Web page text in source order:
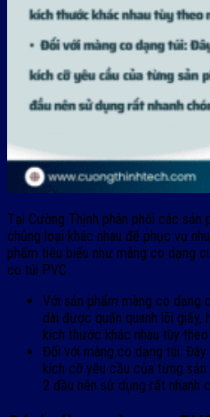
Tại Cường Thịnh phân phối các sản
chủng loại khác nhau để phục vụ
phẩm tiêu biểu như màng co dạng
co túi PVC.
Với sản phẩm màng co dạng
dài được quấn quanh lõi giấy,
kích thước khác nhau tùy
Đối với màng co dạng túi:
kích cỡ yêu cầu của từng
2 đầu nên sử dụng rất nhanh